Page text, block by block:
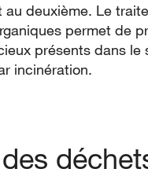
au deuxième. Le
permet de
présents dans le
incinération.